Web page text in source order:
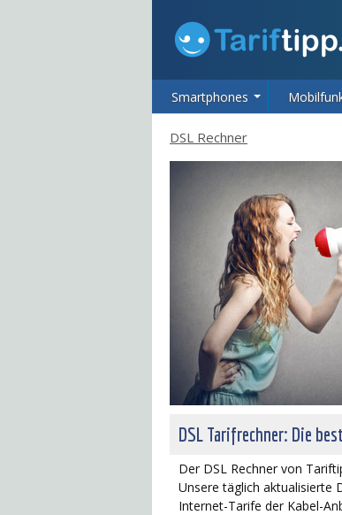
Smartphones
DSL Rechner
DSL Tarifrechner: Die
Der DSL Rechner von
Unsere täglich aktualisierte
Internet-Tarife der Kabel-